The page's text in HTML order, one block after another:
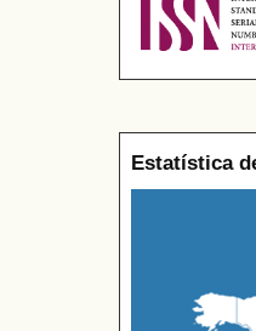
Estatística